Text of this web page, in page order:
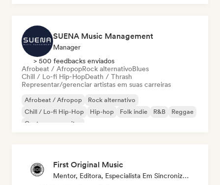
SUENA Music Management
Manager
> 500 feedbacks enviados
Afrobeat / AfropopRock alternativoBlues
Chill / Lo-fi Hip-HopDeath / Thrash
Representar/gerenciar artistas em suas carreiras
Afrobeat / Afropop
Rock alternativo
Chill / Lo-fi Hip-Hop
Hip-hop Folk indie R&B
Reggae
Cantor-compositor
First Original Music
Mentor, Editora, Especialista Em Sincronização